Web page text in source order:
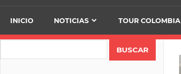
INICIO NOTICIAS TOUR COLOMBIA